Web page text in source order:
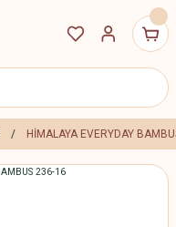
HİMALAYA EVERYDAY